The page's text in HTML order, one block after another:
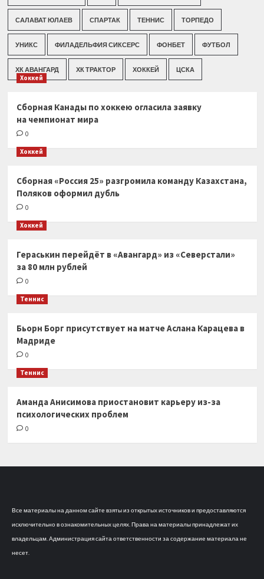
САЛАВАТ ЮЛАЕВ СПАРТАК ТЕННИС ТОРПЕДО
УНИКС ФИЛАДЕЛЬФИЯ СИКСЕРС ФОНБЕТ ФУТБОЛ
ХК АВАНГАРД ХК ТРАКТОР ХОККЕЙ ЦСКА
Хоккей
Сборная Канады по хоккею огласила заявку
на чемпионат мира
0
Хоккей
Сборная «Россия 25» разгромила команду Казахстана,
Поляков оформил дубль
0
Хоккей
Гераськин перейдёт в «Авангард» из «Северстали»
за 80 млн рублей
0
Теннис
Бьорн Борг присутствует на матче Аслана Карацева в
Мадриде
0
Теннис
Аманда Анисимова приостановит карьеру из-за
психологических проблем
0
Все материалы на данном сайте взяты из открытых источников и предоставляются
исключительно в ознакомительных целях. Права на материалы принадлежат их
владельцам. Администрация сайта ответственности за содержание материала не
несет.